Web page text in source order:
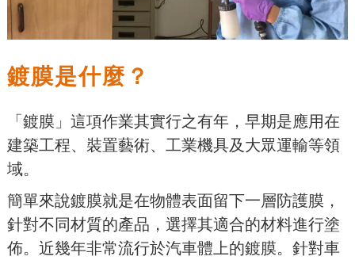
鍍膜是什麼？
「鍍膜」這項作業其實行之有年，早期是應用在
建築工程、裝置藝術、工業機具及大眾運輸等領
域。
簡單來說鍍膜就是在物體表面留下一層防護膜，
針對不同材質的產品，選擇其適合的材料進行塗
佈。近幾年非常流行於汽車體上的鍍膜。針對車